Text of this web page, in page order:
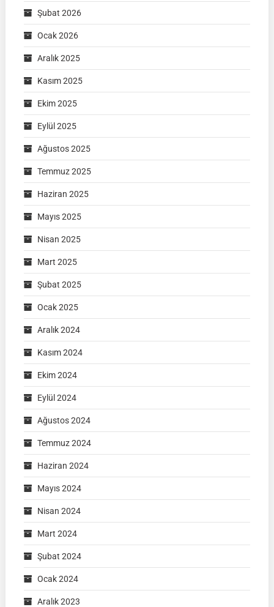
Şubat 2026
Ocak 2026
Aralık 2025
Kasım 2025
Ekim 2025
Eylül 2025
Ağustos 2025
Temmuz 2025
Haziran 2025
Mayıs 2025
Nisan 2025
Mart 2025
Şubat 2025
Ocak 2025
Aralık 2024
Kasım 2024
Ekim 2024
Eylül 2024
Ağustos 2024
Temmuz 2024
Haziran 2024
Mayıs 2024
Nisan 2024
Mart 2024
Şubat 2024
Ocak 2024
Aralık 2023